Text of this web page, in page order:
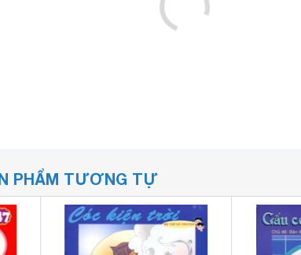
PHẨM TƯƠNG TỰ